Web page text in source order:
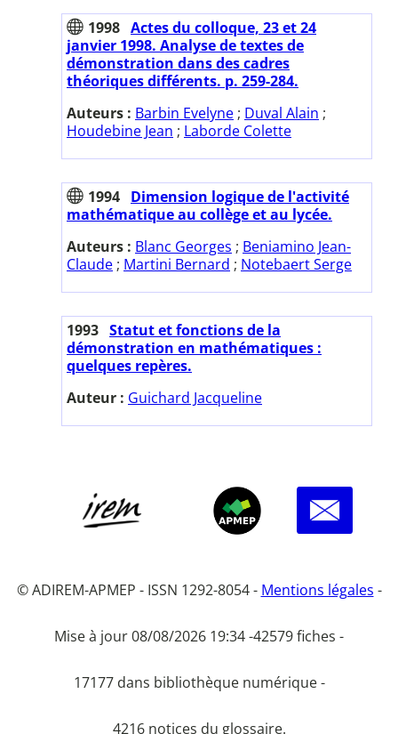
1998 Actes du colloque, 23 et 24
janvier 1998. Analyse de textes de
démonstration dans des cadres
théoriques différents. p. 259-284.
Auteurs : Barbin Evelyne ; Duval Alain ;
Houdebine Jean ; Laborde Colette
1994 Dimension logique de l'activité
mathématique au collège et au lycée.
Auteurs : Blanc Georges ; Beniamino Jean-
Claude ; Martini Bernard ; Notebaert Serge
1993 Statut et fonctions de la
démonstration en mathématiques :
quelques repères.
Auteur : Guichard Jacqueline
© ADIREM-APMEP - ISSN 1292-8054 - Mentions légales -
Mise à jour 08/08/2026 19:34 -42579 fiches -
17177 dans bibliothèque numérique -
4216 notices du glossaire.